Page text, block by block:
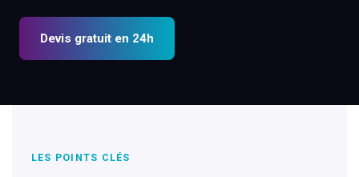
Devis gratuit en 24h
LES POINTS CLÉS